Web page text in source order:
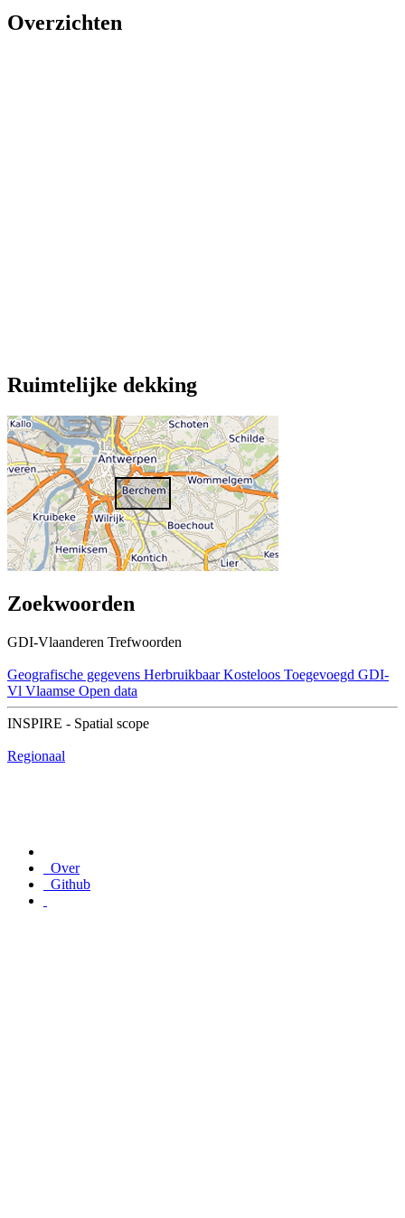
Overzichten
Ruimtelijke dekking
Zoekwoorden
GDI-Vlaanderen Trefwoorden
Geografische gegevens Herbruikbaar Kosteloos Toegevoegd GDI-
Vl Vlaamse Open data
INSPIRE - Spatial scope
Regionaal
Over
Github